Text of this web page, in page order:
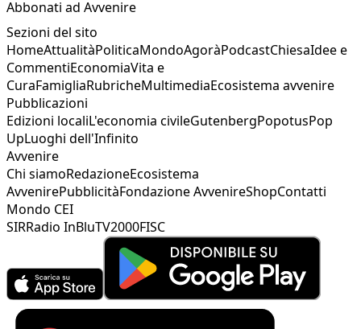
Abbonati ad Avvenire
Sezioni del sito
HomeAttualitàPoliticaMondoAgoràPodcastChiesaIdee e
CommentiEconomiaVita e
CuraFamigliaRubricheMultimediaEcosistema avvenire
Pubblicazioni
Edizioni localiL'economia civileGutenbergPopotusPop
UpLuoghi dell'Infinito
Avvenire
Chi siamoRedazioneEcosistema
AvvenirePubblicitàFondazione AvvenireShopContatti
Mondo CEI
SIRRadio InBluTV2000FISC